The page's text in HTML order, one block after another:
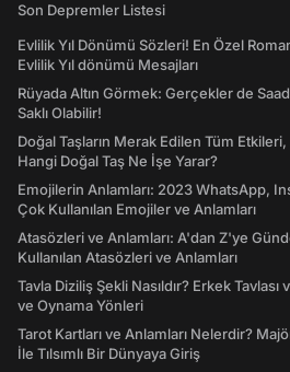
Son Depremler Listesi
Evlilik Yıl Dönümü Sözleri! En Özel
Evlilik Yıl dönümü Mesajları
Rüyada Altın Görmek: Gerçekler de
Saklı Olabilir!
Doğal Taşların Merak Edilen Tüm
Hangi Doğal Taş Ne İşe Yarar?
Emojilerin Anlamları: 2023 WhatsApp,
Çok Kullanılan Emojiler ve Anlamları
Atasözleri ve Anlamları: A'dan Z'ye
Kullanılan Atasözleri ve Anlamları
Tavla Diziliş Şekli Nasıldır? Erkek Tavlası
ve Oynama Yönleri
Tarot Kartları ve Anlamları Nelerdir?
İle Tılsımlı Bir Dünyaya Giriş